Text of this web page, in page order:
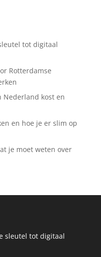
tot digitaal
Rotterdamse
kost en
en hoe je er slim op
je moet weten over
sleutel tot digitaal